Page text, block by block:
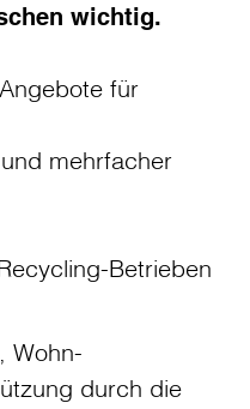
wichtig.
für
mehrfacher
Betrieben
Wohn-
durch die